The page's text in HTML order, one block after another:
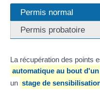
Permis normal
Permis probatoire
La récupération des points
automatique au bout
un stage de